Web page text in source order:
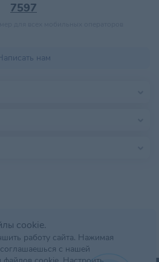
7597
нам
cookie.
работу сайта. Нажимая
с нашей